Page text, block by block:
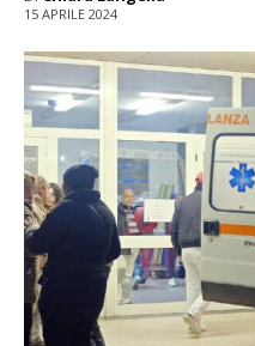
15 APRILE 2024